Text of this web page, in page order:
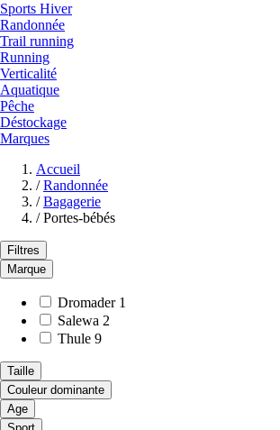
Sports Hiver
Randonnée
Trail running
Running
Verticalité
Aquatique
Pêche
Déstockage
Marques
Accueil
/ Randonnée
/ Bagagerie
/ Portes-bébés
Filtres
Marque
Dromader 1
Salewa 2
Thule 9
Taille
Couleur dominante
Age